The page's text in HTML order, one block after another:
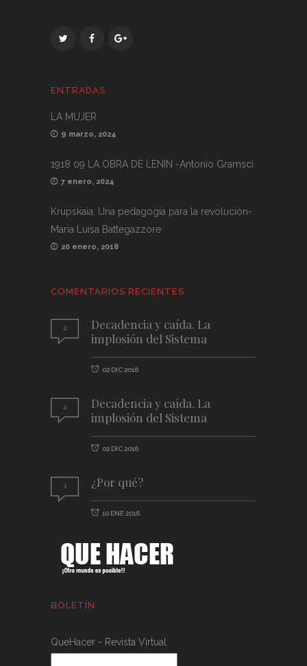
ENTRADAS
LA MUJER
9 marzo, 2024
1918 09 LA OBRA DE LENIN -Antonio Gramsci
7 enero, 2024
Krupskaia: Una pedagogía para la revolución-
Maria Luisa Battegazzore
20 enero, 2018
COMENTARIOS RECIENTES
2
Decadencia y caída. La
implosión del Sistema
02 DIC 2016
2
Decadencia y caída. La
implosión del Sistema
02 DIC 2016
1 ¿Por qué?
10 ENE 2016
BOLETÍN
QueHacer - Revista Virtual